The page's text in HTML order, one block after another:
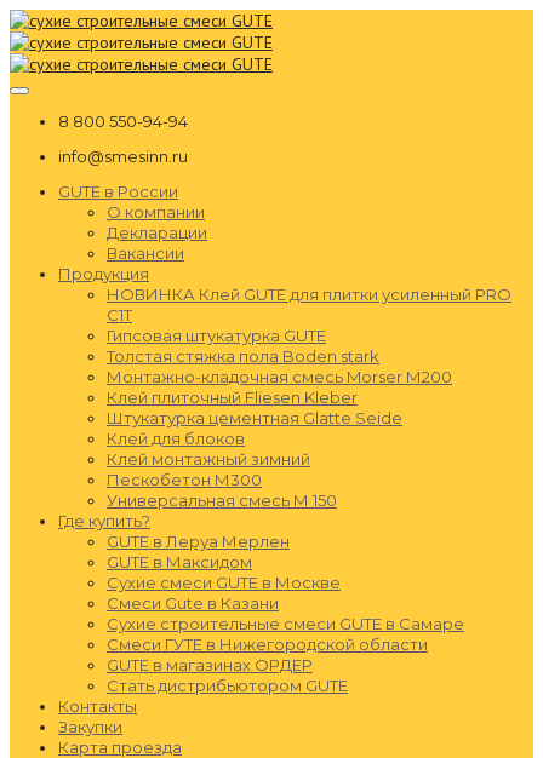
8 800 550-94-94
info@smesinn.ru
GUTE в России
О компании
Декларации
Вакансии
Продукция
НОВИНКА Клей GUTE для плитки усиленный PRO
C1T
Гипсовая штукатурка GUTE
Толстая стяжка пола Boden stark
Монтажно-кладочная смесь Morser М200
Клей плиточный Fliesen Kleber
Штукатурка цементная Glatte Seide
Клей для блоков
Клей монтажный зимний
Пескобетон М300
Универсальная смесь М 150
Где купить?
GUTE в Леруа Мерлен
GUTE в Максидом
Сухие смеси GUTE в Москве
Смеси Gute в Казани
Сухие строительные смеси GUTE в Самаре
Смеси ГУТЕ в Нижегородской области
GUTE в магазинах ОРДЕР
Стать дистрибьютором GUTE
Контакты
Закупки
Карта проезда